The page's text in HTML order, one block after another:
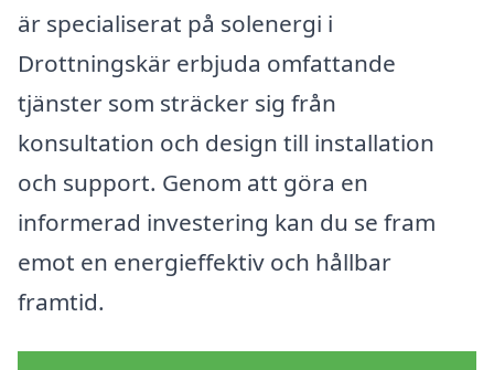
är specialiserat på solenergi i
Drottningskär erbjuda omfattande
tjänster som sträcker sig från
konsultation och design till installation
och support. Genom att göra en
informerad investering kan du se fram
emot en energieffektiv och hållbar
framtid.